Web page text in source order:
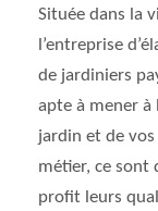
Située dans la
l’entreprise
de jardiniers
apte à mener à
jardin et de vos
métier, ce sont
profit leurs